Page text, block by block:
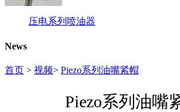
压电系列喷油器
News
首页 > 视频> Piezo系列油嘴紧帽
Piezo系列油嘴